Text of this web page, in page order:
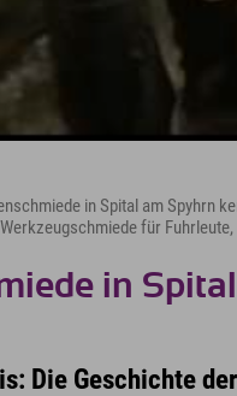
in Spital am Spyhrn
für
in
Die Geschichte